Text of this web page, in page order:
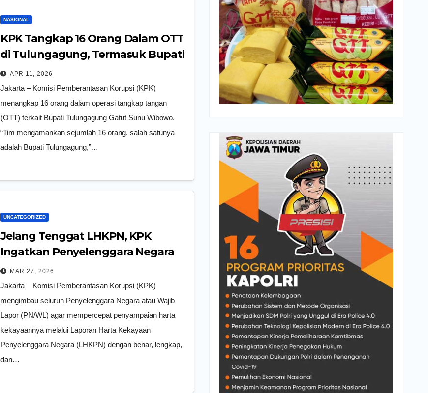
NASIONAL
KPK Tangkap 16 Orang Dalam OTT
di Tulungagung, Termasuk Bupati
Gatut Sunu
APR 11, 2026
Jakarta – Komisi Pemberantasan Korupsi (KPK)
menangkap 16 orang dalam operasi tangkap tangan
(OTT) terkait Bupati Tulungagung Gatut Sunu Wibowo.
“Tim mengamankan sejumlah 16 orang, salah satunya
adalah Bupati Tulungagung,”…
UNCATEGORIZED
Jelang Tenggat LHKPN, KPK
Ingatkan Penyelenggara Negara
Segera Laporkan Kekayaannya
MAR 27, 2026
Jakarta – Komisi Pemberantasan Korupsi (KPK)
mengimbau seluruh Penyelenggara Negara atau Wajib
Lapor (PN/WL) agar mempercepat penyampaian harta
kekayaannya melalui Laporan Harta Kekayaan
Penyelenggara Negara (LHKPN) dengan benar, lengkap,
dan…